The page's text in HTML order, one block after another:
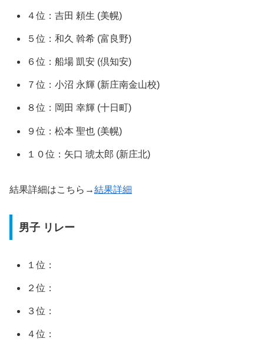
４位：吉田 頼生 (美幌)
５位：和久 斡希 (富良野)
６位：船場 凱安 (倶知安)
７位：小沼 永輝 (新庄南金山校)
８位：岡田 幸輝 (十日町)
９位：松本 聖也 (美幌)
１０位：矢口 琥太郎 (新庄北)
結果詳細はこちら→結果詳細
男子 リレー
１位：
２位：
３位：
４位：